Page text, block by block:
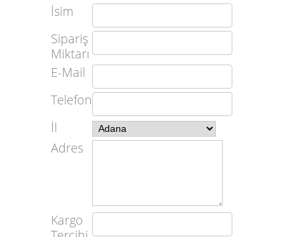
İsim
Sipariş
Miktarı
E-Mail
Telefon
İl
Adres
Kargo